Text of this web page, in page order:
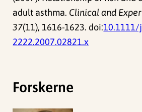
adult asthma. Clinical and
37(11), 1616-1623. doi:10.1111/
2222.2007.02821.x
Forskerne